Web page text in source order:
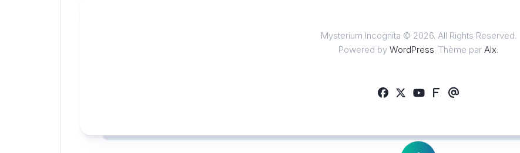
Mysterium Incognita © 2026. All Rights Reserved.
Powered by WordPress. Thème par Alx.